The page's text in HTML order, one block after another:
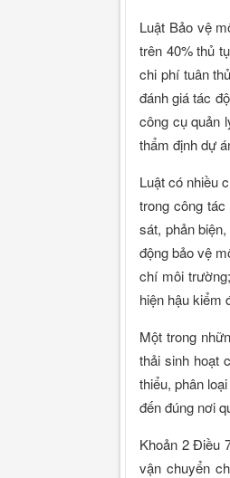
Luật Bảo vệ
trên 40% thủ
chi phí tuân
đánh giá tác
công cụ quản
thẩm định dự
Luật có nhiều
trong công
sát, phản
động bảo vệ
chí môi
hiện hậu kiểm
Một trong
thải sinh hoạt
thiểu, phân
đến đúng nơi
Khoản 2 Điều
vận chuyển